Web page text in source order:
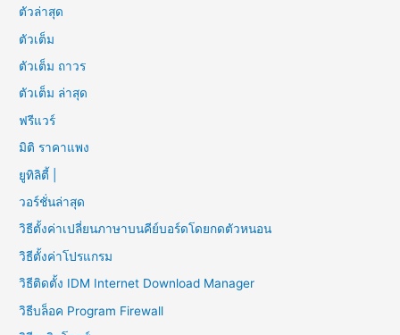
ตัวล่าสุด
ตัวเต็ม
ตัวเต็ม ถาวร
ตัวเต็ม ล่าสุด
ฟรีแวร์
มิติ ราคาแพง
ยูทิลิตี้ |
วอร์ชั่นล่าสุด
วิธีตั้งค่าเปลี่ยนภาษาบนคีย์บอร์ดโดยกดตัวหนอน
วิธีตั้งค่าโปรแกรม
วิธีติดตั้ง IDM Internet Download Manager
วิธีบล็อค Program Firewall